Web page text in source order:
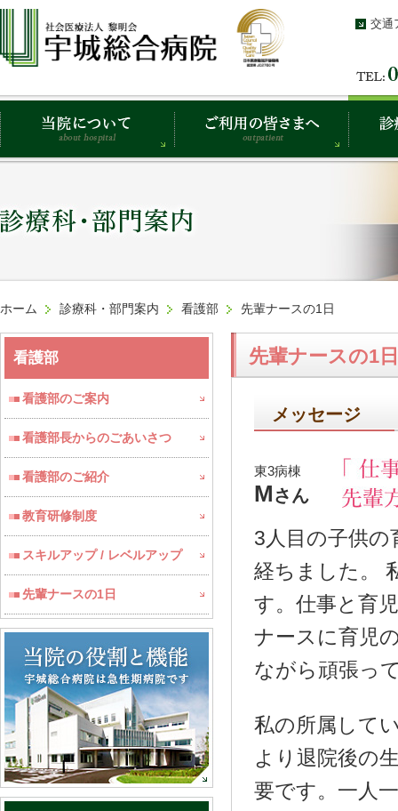
交通
ホーム 診療科・部門案内 看護部 先輩ナースの1日
先輩ナースの1日
メッセージ
東3病棟
Mさん
3人目の子供の
経ちました。
す。仕事と育
ナースに育児
ながら頑張っ
私の所属して
より退院後の
要です。一人
看護部
看護部のご案内
看護部長からのごあいさつ
看護部のご紹介
教育研修制度
スキルアップ / レベルアップ
先輩ナースの1日